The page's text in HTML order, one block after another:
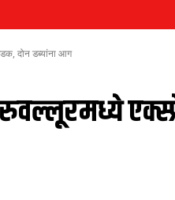
दोन डब्यांना आग